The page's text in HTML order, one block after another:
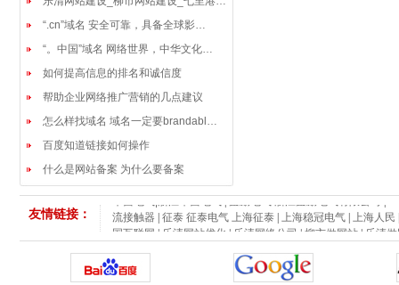
“.cn”域名 安全可靠，具备全球影…
“。中国”域名 网络世界，中华文化…
如何提高信息的排名和诚信度
帮助企业网络推广营销的几点建议
怎么样找域名 域名一定要brandabl…
百度知道链接如何操作
什么是网站备案 为什么要备案
友情链接：
华昌电气|浙江华昌电气|鑫励电气/浙江鑫励电气有限公司|
流接触器 | 征泰 征泰电气 上海征泰| 上海稳冠电气 | 上海人民
国互联网 | 乐清网站优化 | 乐清网络公司 | 柳市做网站| 乐清
流接触器
征泰 征泰电气 上海征泰|上海稳冠电气
国互联网
乐清网络公司
乐清